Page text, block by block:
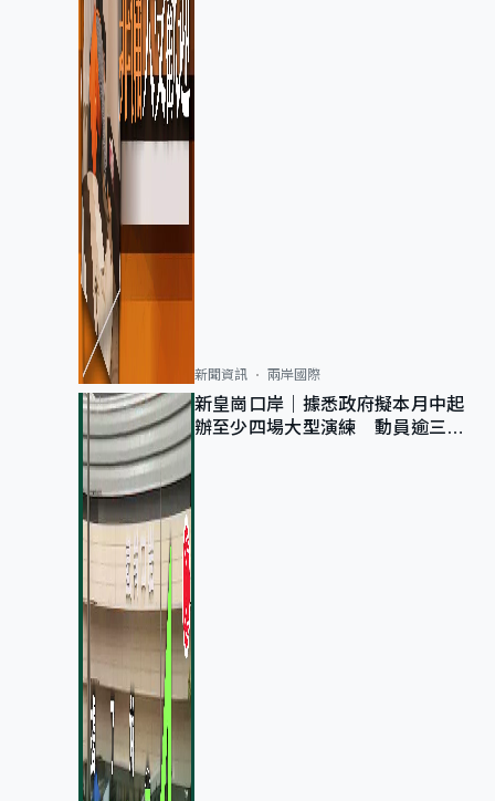
新聞資訊 兩岸國際
新皇崗口岸｜據悉政府擬本月中起
辦至少四場大型演練 動員逾三萬